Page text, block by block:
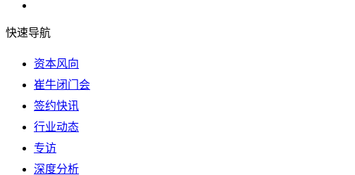
快速导航
资本风向
崔牛闭门会
签约快讯
行业动态
专访
深度分析